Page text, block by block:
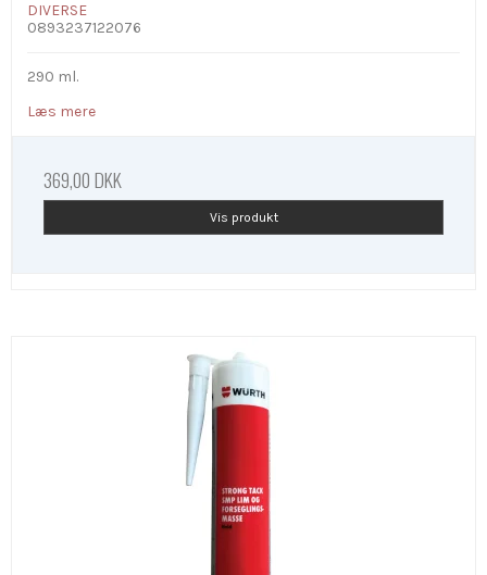
DIVERSE
0893237122076
290 ml.
Læs mere
369,00 DKK
Vis produkt